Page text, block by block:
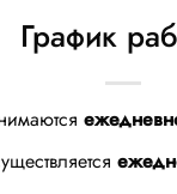
График